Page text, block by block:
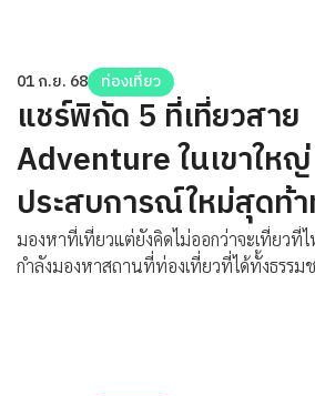
01 ก.ย. 68 ท่องเที่ยว
แชร์พิกัด 5 ที่เที่ยวสาย
Adventure ในเขาให
ประสบการณ์ใหม่สุดท้
มองหาที่เที่ยวแต่ยังคิดไม่ออกว่าจะเที่ยวที่
กำลังมองหาสถานที่ท่องเที่ยวที่ได้ทั้งธรรม